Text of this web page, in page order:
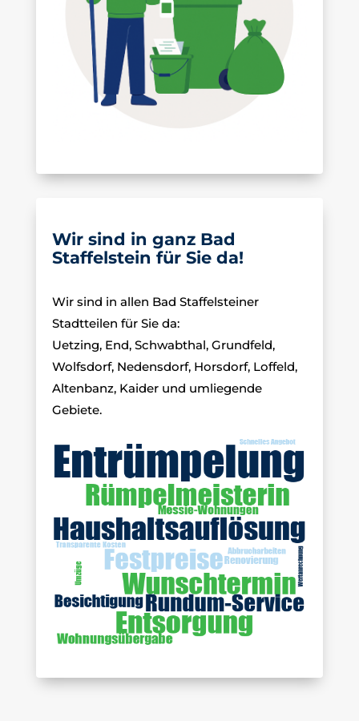
Wir sind in ganz Bad
Staffelstein für Sie da!
Wir sind in allen Bad Staffelsteiner
Stadtteilen für Sie da:
Uetzing, End, Schwabthal, Grundfeld,
Wolfsdorf, Nedensdorf, Horsdorf, Loffeld,
Altenbanz, Kaider und umliegende
Gebiete.